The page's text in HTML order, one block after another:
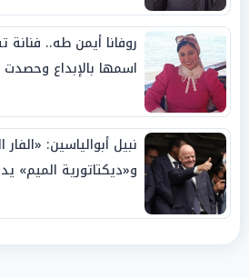
روفانا أيمن طه..
اسمها بالإبداع وحصدت
نبيل أبوالياسين:
و«ديكتاتورية الميم»